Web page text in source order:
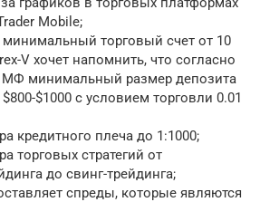
Mobile;
торговый счет от 10
V хочет напомнить, что согласно
минимальный размер депозита
$1000 с условием торговли 0.01
кредитного плеча до 1:1000;
торговых стратегий от
до свинг-трейдинга;
спреды, которые являются